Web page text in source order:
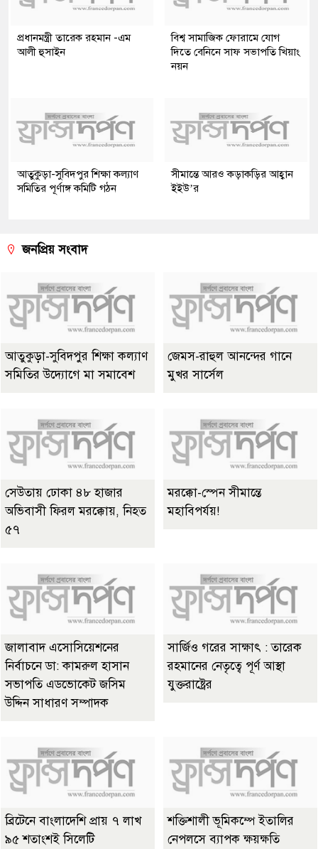
প্রধানমন্ত্রী তারেক রহমান -এম
আলী হুসাইন
বিশ্ব সামাজিক ফোরামে যোগ
দিতে বেনিনে সাফ সভাপতি খিয়াং
নয়ন
আতুকুড়া-সুবিদপুর শিক্ষা কল্যাণ
সমিতির পূর্ণাঙ্গ কমিটি গঠন
সীমান্তে আরও কড়াকড়ির আহ্বান
ইইউ’র
জনপ্রিয় সংবাদ
আতুকুড়া-সুবিদপুর শিক্ষা কল্যাণ
সমিতির উদ্যোগে মা সমাবেশ
জেমস-রাহুল আনন্দের গানে
মুখর সার্সেল
সেউতায় ঢোকা ৪৮ হাজার
অভিবাসী ফিরল মরক্কোয়, নিহত
৫৭
মরক্কো-স্পেন সীমান্তে
মহাবিপর্যয়!
জালাবাদ এসোসিয়েশনের
নির্বাচনে ডা: কামরুল হাসান
সভাপতি এডভোকেট জসিম
উদ্দিন সাধারণ সম্পাদক
সার্জিও গরের সাক্ষাৎ : তারেক
রহমানের নেতৃত্বে পূর্ণ আস্থা
যুক্তরাষ্ট্রের
ব্রিটেনে বাংলাদেশি প্রায় ৭ লাখ
৯৫ শতাংশই সিলেটি
শক্তিশালী ভূমিকম্পে ইতালির
নেপলসে ব্যাপক ক্ষয়ক্ষতি